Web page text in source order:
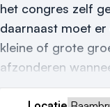
het congres zelf
daarnaast moet
kleine of grote
afzonderen